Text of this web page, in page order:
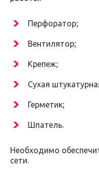
Перфоратор;
Вентилятор;
Крепеж;
Сухая
Герметик;
Шпатель.
Необходимо
сети.